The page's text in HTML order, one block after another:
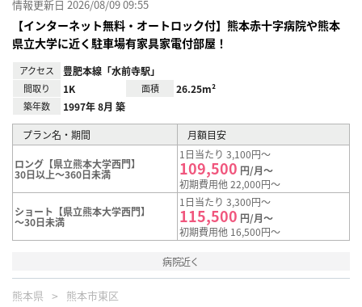
情報更新日 2026/08/09 09:55
【インターネット無料・オートロック付】熊本赤十字病院や熊本
県立大学に近く駐車場有家具家電付部屋！
アクセス 豊肥本線「水前寺駅」
間取り 1K 面積 26.25m²
築年数 1997年 8月 築
プラン名・期間 月額目安
ロング【県立熊本大学西門】
30日以上～360日未満
1日当たり 3,100円～
109,500 円/月～
初期費用他 22,000円～
ショート【県立熊本大学西門】
～30日未満
1日当たり 3,300円～
115,500 円/月～
初期費用他 16,500円～
病院近く
熊本県 熊本市東区